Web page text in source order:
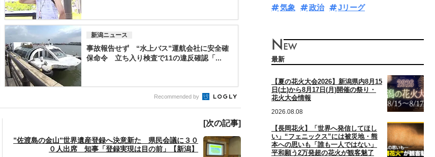
新潟ニュース
事故報告せず “水上バス”運航会社に安全確
保命令 立ち入り検査で11の違反確認「...
Recommended by
[次の記事]
”佐渡島の金山”世界遺産登録へ決意新た 県民会議に３０
０人出席 知事「登録実現は目の前」【新潟】
気象
政治 Jリーグ
最新
【夏の花火大会2026】新潟県内8月15
日(土)から8月17日(月)開催の祭り・
花火大会情報
2026.08.08
【長岡花火】「世界へ発信してほし
い」“フェニックス”には被災地・熊
本への思いも「誰も一人ではない」
平和願う2万発超の花火が観客魅了